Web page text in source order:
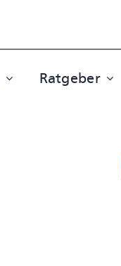
Ratgeber